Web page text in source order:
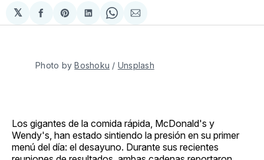
𝕏
Compartir
en
Share
on
Compartir
en
Share
on
Compartir
via
Photo by Boshoku / Unsplash
Los gigantes de la comida rápida, McDonald's y
Wendy's, han estado sintiendo la presión en su primer
menú del día: el desayuno. Durante sus recientes